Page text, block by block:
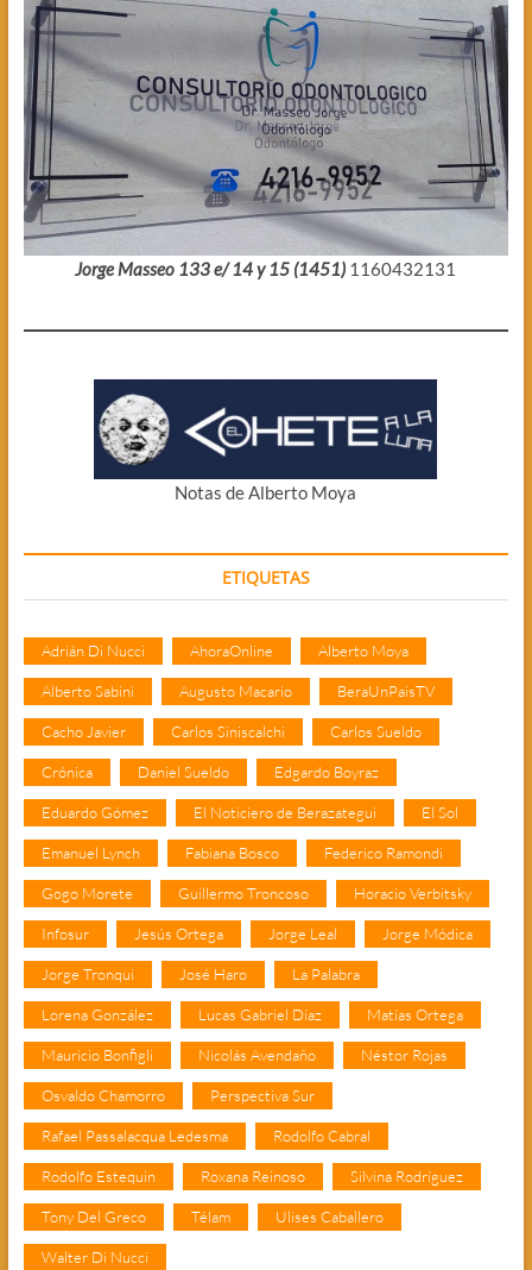
Jorge Masseo 133 e/ 14 y 15 (1451) 1160432131
Notas de Alberto Moya
ETIQUETAS
Adrián Di Nucci AhoraOnline Alberto Moya
Alberto Sabini Augusto Macario BeraUnPaisTV
Cacho Javier Carlos Siniscalchi Carlos Sueldo
Crónica Daniel Sueldo Edgardo Boyraz
Eduardo Gómez El Noticiero de Berazategui El Sol
Emanuel Lynch Fabiana Bosco Federico Ramondi
Gogo Morete Guillermo Troncoso Horacio Verbitsky
Infosur Jesús Ortega Jorge Leal Jorge Módica
Jorge Tronqui José Haro La Palabra
Lorena González Lucas Gabriel Díaz Matías Ortega
Mauricio Bonfigli Nicolás Avendaño Néstor Rojas
Osvaldo Chamorro Perspectiva Sur
Rafael Passalacqua Ledesma Rodolfo Cabral
Rodolfo Estequin Roxana Reinoso Silvina Rodríguez
Tony Del Greco Télam Ulises Caballero
Walter Di Nucci